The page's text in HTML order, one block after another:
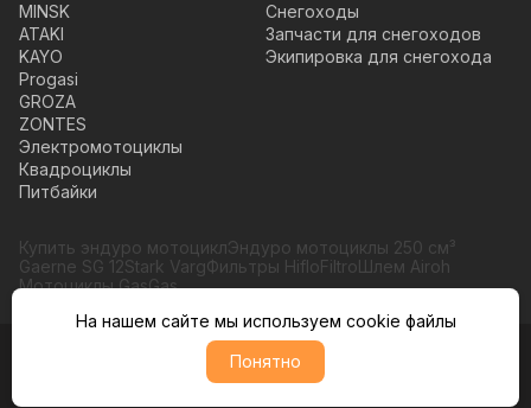
MINSK
ATAKI
KAYO
Progasi
GROZA
ZONTES
Электромотоциклы
Квадроциклы
Питбайки
Снегоходы
Запчасти для снегоходов
Экипировка для снегохода
Купить эндуро мотоциклЭндуро мотоциклы 250 см³
Gaerne SG 12Stark VargФильтры HifloFiltroШлем Airoh
Мотоциклы GasGas
© Moto365, Все права защищены
Политика обратботки персональных данных
На нашем сайте мы используем cookie файлы
Понятно